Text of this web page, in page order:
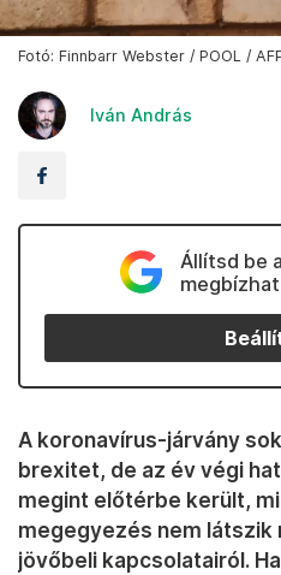
Fotó: Finnbarr Webster / POOL /
Iván András
Állítsd be
A koronavírus-járvány
brexitet, de az év végi
megint előtérbe került,
megegyezés nem látszik
jövőbeli kapcsolatairól.